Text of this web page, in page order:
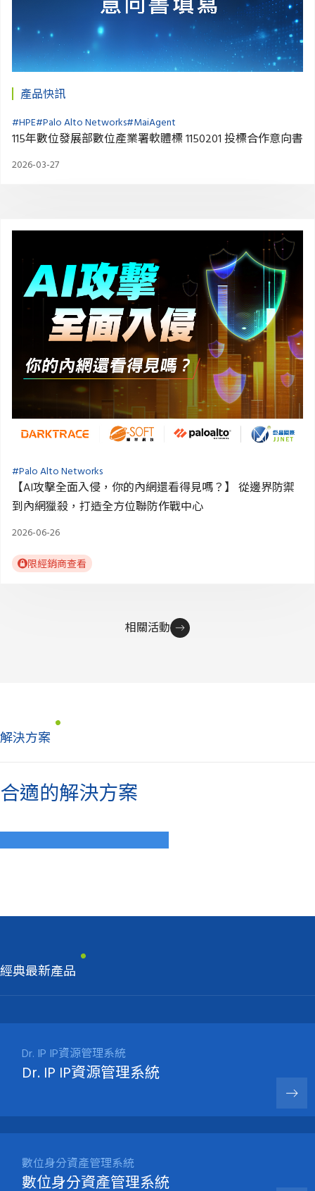
產品快訊
#HPE#Palo Alto Networks#MaiAgent
115年數位發展部數位產業署軟體標 1150201 投標合作意向書
2026-03-27
#Palo Alto Networks
【AI攻擊全面入侵，你的內網還看得見嗎？】 從邊界防禦
到內網獵殺，打造全方位聯防作戰中心
2026-06-26
限經銷商查看
相關活動
解決方案
合適的解決方案
經典最新產品
Dr. IP IP資源管理系統
Dr. IP IP資源管理系統
數位身分資產管理系統
數位身分資產管理系統